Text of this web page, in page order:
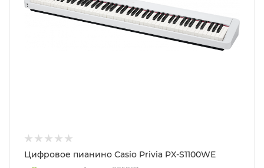
Цифровое пианино Casio Privia PX-S1100WE